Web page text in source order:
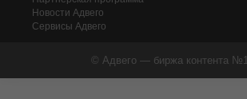
Новости Адвего
Сервисы Адвего
© Адвего — биржа контента